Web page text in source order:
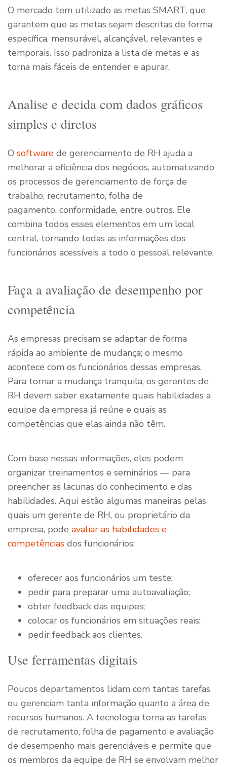
O mercado tem utilizado as metas SMART, que
garantem que as metas sejam descritas de forma
específica, mensurável, alcançável, relevantes e
temporais. Isso padroniza a lista de metas e as
torna mais fáceis de entender e apurar.
Analise e decida com dados gráficos
simples e diretos
O software de gerenciamento de RH ajuda a
melhorar a eficiência dos negócios, automatizando
os processos de gerenciamento de força de
trabalho, recrutamento, folha de
pagamento, conformidade, entre outros. Ele
combina todos esses elementos em um local
central, tornando todas as informações dos
funcionários acessíveis a todo o pessoal relevante.
Faça a avaliação de desempenho por
competência
As empresas precisam se adaptar de forma
rápida ao ambiente de mudança; o mesmo
acontece com os funcionários dessas empresas.
Para tornar a mudança tranquila, os gerentes de
RH devem saber exatamente quais habilidades a
equipe da empresa já reúne e quais as
competências que elas ainda não têm.
Com base nessas informações, eles podem
organizar treinamentos e seminários — para
preencher as lacunas do conhecimento e das
habilidades. Aqui estão algumas maneiras pelas
quais um gerente de RH, ou proprietário da
empresa, pode avaliar as habilidades e
competências dos funcionários:
oferecer aos funcionários um teste;
pedir para preparar uma autoavaliação;
obter feedback das equipes;
colocar os funcionários em situações reais;
pedir feedback aos clientes.
Use ferramentas digitais
Poucos departamentos lidam com tantas tarefas
ou gerenciam tanta informação quanto a área de
recursos humanos. A tecnologia torna as tarefas
de recrutamento, folha de pagamento e avaliação
de desempenho mais gerenciáveis e permite que
os membros da equipe de RH se envolvam melhor